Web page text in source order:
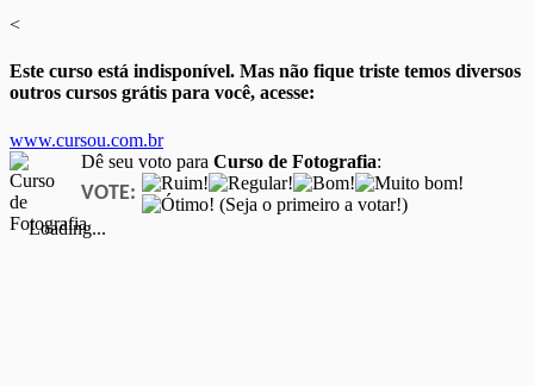
<
Este curso está indisponível. Mas não fique triste temos diversos
outros cursos grátis para você, acesse:
www.cursou.com.br
Dê seu voto para Curso de Fotografia:
VOTE:
(Seja o primeiro a votar!)
Loading...